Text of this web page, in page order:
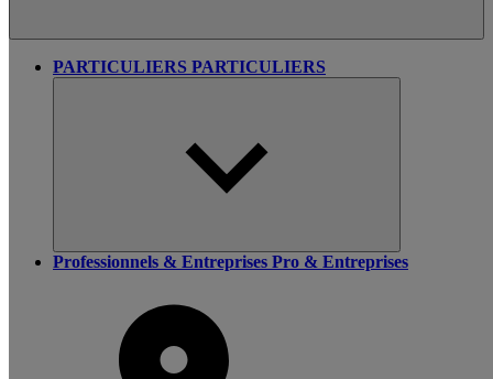
PARTICULIERS PARTICULIERS
Professionnels & Entreprises Pro & Entreprises